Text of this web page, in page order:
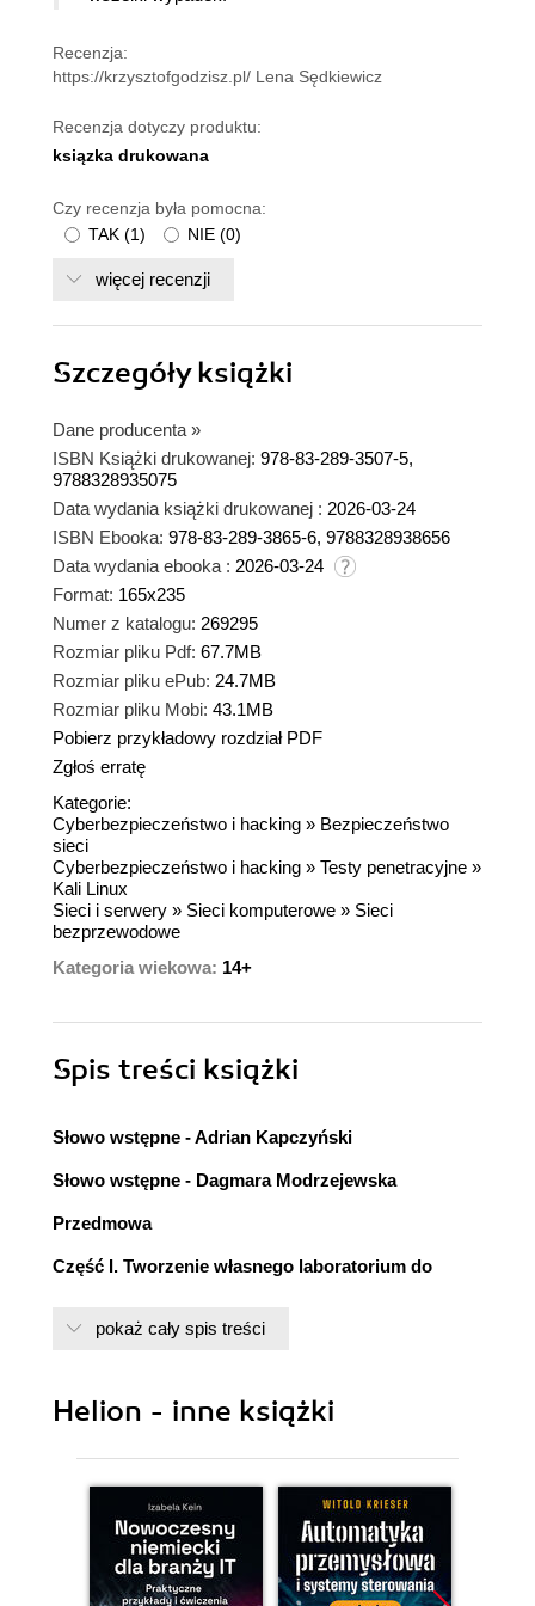
Recenzja:
https://krzysztofgodzisz.pl/ Lena Sędkiewicz
Recenzja dotyczy produktu:
ksiązka drukowana
Czy recenzja była pomocna:
TAK (1) NIE (0)
więcej recenzji
Szczegółyksiążki
Dane producenta »
ISBN Książki drukowanej: 978-83-289-3507-5,
9788328935075
Data wydania książki drukowanej : 2026-03-24
ISBN Ebooka: 978-83-289-3865-6, 9788328938656
Data wydania ebooka : 2026-03-24
Format: 165x235
Numer z katalogu: 269295
Rozmiar pliku Pdf: 67.7MB
Rozmiar pliku ePub: 24.7MB
Rozmiar pliku Mobi: 43.1MB
Pobierz przykładowy rozdział PDF
Zgłoś erratę
Kategorie:
Cyberbezpieczeństwo i hacking » Bezpieczeństwo
sieci
Cyberbezpieczeństwo i hacking » Testy penetracyjne »
Kali Linux
Sieci i serwery » Sieci komputerowe » Sieci
bezprzewodowe
Kategoria wiekowa: 14+
Spis treści książki
Słowo wstępne - Adrian Kapczyński
Słowo wstępne - Dagmara Modrzejewska
Przedmowa
Część I. Tworzenie własnego laboratorium do
książce?
Rozdział 2. VirtualBox - instalacja i konfiguracja
2.1. Czym jest i do czego służy VirtualBox?
2.2. Pobieranie VirtualBoxa
2.3. Instalacja VirtualBoxa
2.4. Instalacja opcjonalnych funkcji
VirtualBoxa
pokaż cały spis treści
Helion - inne książki